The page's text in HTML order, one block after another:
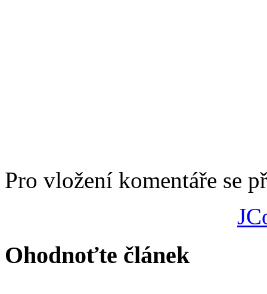
Pro vložení komentáře se
Ohodnoťte článek